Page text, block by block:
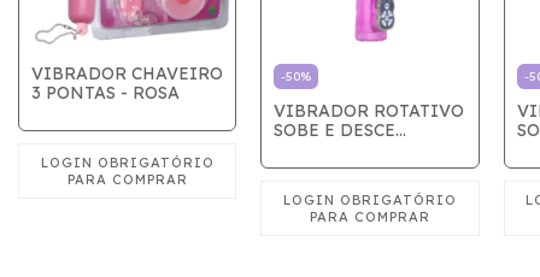
VIBRADOR CHAVEIRO
3 PONTAS - ROSA
-50%
VIBRADOR ROTATIVO
SOBE E DESCE
ESTIMULADOR ROSA
-